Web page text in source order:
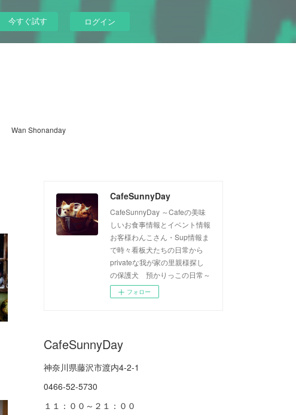
今すぐ試す ログイン
Wan Shonanday
CafeSunnyDay
CafeSunnyDay ～Cafeの美味
しいお食事情報とイベント情報
お客様わんこさん・Sup情報ま
で時々看板犬たちの日常から
privateな我が家の里親様探し
の保護犬 預かりっこの日常～
フォロー
CafeSunnyDay
神奈川県藤沢市渡内4-2-1
0466-52-5730
１１：００～２１：００